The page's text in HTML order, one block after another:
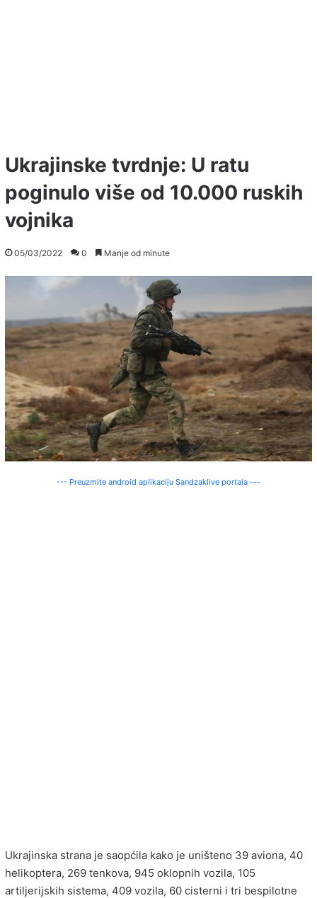
Ukrajinske tvrdnje: U ratu
poginulo više od 10.000 ruskih
vojnika
05/03/2022 0 Manje od minute
--- Preuzmite android aplikaciju Sandzaklive portala ---
Ukrajinska strana je saopćila kako je uništeno 39 aviona, 40
helikoptera, 269 tenkova, 945 oklopnih vozila, 105
artiljerijskih sistema, 409 vozila, 60 cisterni i tri bespilotne